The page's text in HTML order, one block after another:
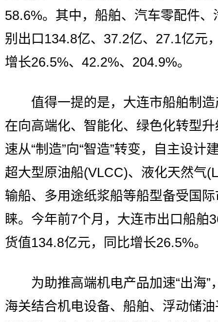
58.6%。其中，船舶、汽车零配件、
别出口134.8亿、37.2亿、27.1亿元
增长26.5%、42.2%、204.9%。
值得一提的是，大连市船舶制造
在向高端化、智能化、绿色化转型
速从“制造”向“智造”转变，自主设计
超大型原油船(VLCC)、液化天然气
输船、多用途纸浆船等船型备受国
睐。今年前7个月，大连市出口船舶
货值134.8亿元，同比增长26.5%。
为助推高端机电产品加速“出海”
海关结合机电设备、船舶、浮动储